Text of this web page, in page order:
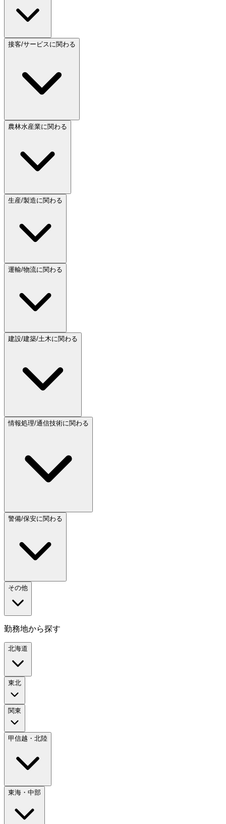
接客/サービスに関わる
農林水産業に関わる
生産/製造に関わる
運輸/物流に関わる
建設/建築/土木に関わる
情報処理/通信技術に関わる
警備/保安に関わる
その他
勤務地から探す
北海道
東北
関東
甲信越・北陸
東海・中部